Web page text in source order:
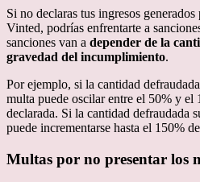
Si no declaras tus ingresos
Vinted, podrías enfrentarte a
sanciones van a depender de la
gravedad del incumplimiento.
Por ejemplo, si la cantidad
multa puede oscilar entre el 50% y el
declarada. Si la cantidad defraudada
puede incrementarse hasta el 150%
Multas por no presentar los